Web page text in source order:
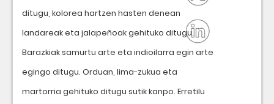
ditugu, kolorea hartzen hasten denean
landareak eta jalapeñoak gehituko ditugu.
Barazkiak samurtu arte eta indioilarra egin arte
egingo ditugu. Orduan, lima-zukua eta
martorria gehituko ditugu sutik kanpo. Erretilu